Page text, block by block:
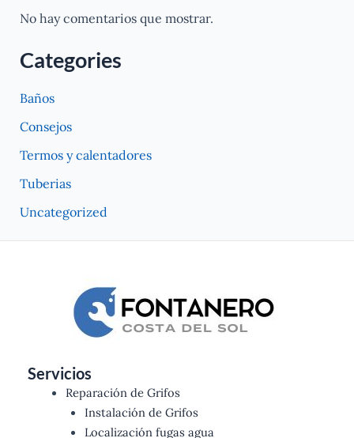
No hay comentarios que mostrar.
Categories
Baños
Consejos
Termos y calentadores
Tuberias
Uncategorized
Servicios
Reparación de Grifos
Instalación de Grifos
Localización fugas agua